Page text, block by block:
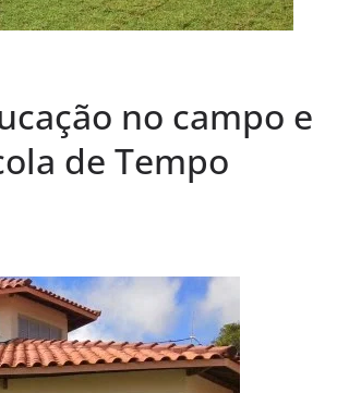
no campo e
de Tempo